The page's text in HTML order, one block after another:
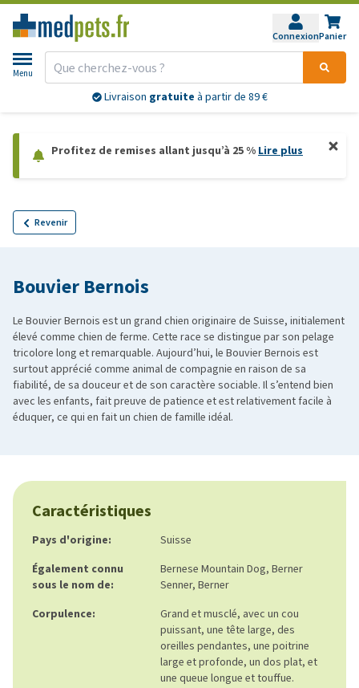
ConnexionPanier
Menu
Livraison gratuite à partir de 89 €
Profitez de remises allant jusqu’à 25 % Lire plus
Revenir
Bouvier Bernois
​Le Bouvier Bernois est un grand chien originaire de Suisse, initialement
élevé comme chien de ferme. Cette race se distingue par son pelage
tricolore long et remarquable. Aujourd’hui, le Bouvier Bernois est
surtout apprécié comme animal de compagnie en raison de sa
fiabilité, de sa douceur et de son caractère sociable. Il s’entend bien
avec les enfants, fait preuve de patience et est relativement facile à
éduquer, ce qui en fait un chien de famille idéal.
Caractéristiques
Pays d'origine:
Suisse
Également connu
sous le nom de:
Bernese Mountain Dog, Berner
Senner, Berner
Corpulence:
Grand et musclé, avec un cou
puissant, une tête large, des
oreilles pendantes, une poitrine
large et profonde, un dos plat, et
une queue longue et touffue.